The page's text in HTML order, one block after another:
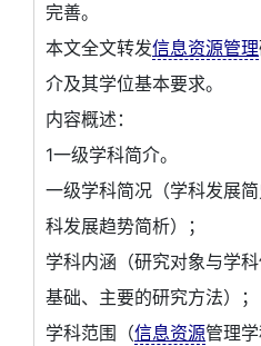
完善。
本文全文转发信息资源管理
介及其学位基本要求。
内容概述：
1一级学科简介。
一级学科简况（学科发展
科发展趋势简析）；
学科内涵（研究对象与学
基础、主要的研究方法）；
学科范围（信息资源管理